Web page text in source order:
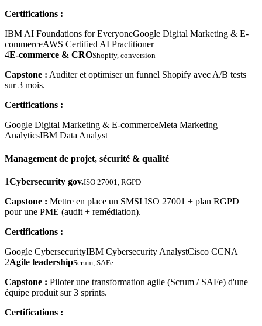
Certifications :
IBM AI Foundations for EveryoneGoogle Digital Marketing & E-
commerceAWS Certified AI Practitioner
4E-commerce & CROShopify, conversion
Capstone : Auditer et optimiser un funnel Shopify avec A/B tests
sur 3 mois.
Certifications :
Google Digital Marketing & E-commerceMeta Marketing
AnalyticsIBM Data Analyst
Management de projet, sécurité & qualité
1Cybersecurity gov.ISO 27001, RGPD
Capstone : Mettre en place un SMSI ISO 27001 + plan RGPD
pour une PME (audit + remédiation).
Certifications :
Google CybersecurityIBM Cybersecurity AnalystCisco CCNA
2Agile leadershipScrum, SAFe
Capstone : Piloter une transformation agile (Scrum / SAFe) d'une
équipe produit sur 3 sprints.
Certifications :